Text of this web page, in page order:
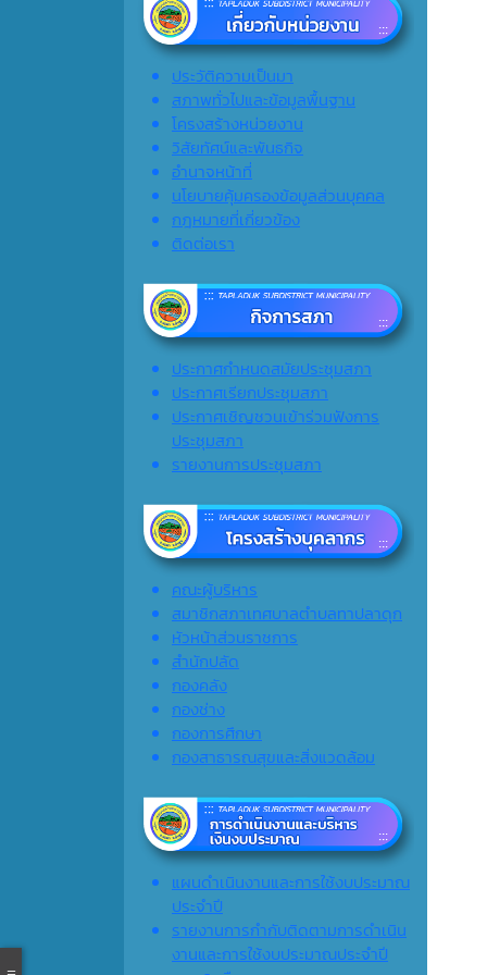
ประวัติความเป็นมา
สภาพทั่วไปและข้อมูลพื้นฐาน
โครงสร้างหน่วยงาน
วิสัยทัศน์และพันธกิจ
อำนาจหน้าที่
นโยบายคุ้มครองข้อมูลส่วนบุคคล
กฎหมายที่เกี่ยวข้อง
ติดต่อเรา
ประกาศกำหนดสมัยประชุมสภา
ประกาศเรียกประชุมสภา
ประกาศเชิญชวนเข้าร่วมฟังการ
ประชุมสภา
รายงานการประชุมสภา
คณะผู้บริหาร
สมาชิกสภาเทศบาลตำบลทาปลาดุก
หัวหน้าส่วนราชการ
สำนักปลัด
กองคลัง
กองช่าง
กองการศึกษา
กองสาธารณสุขและสิ่งแวดล้อม
แผนดำเนินงานและการใช้งบประมาณ
ประจำปี
รายงานการกำกับติดตามการดำเนิน
งานและการใช้งบประมาณประจำปี